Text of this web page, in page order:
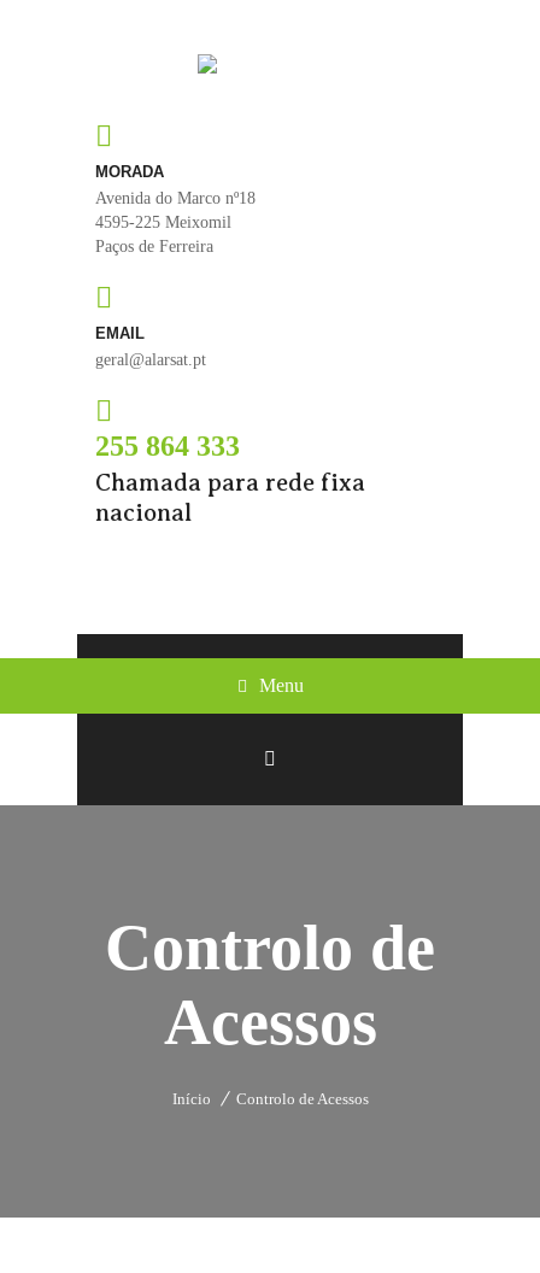
MORADA
Avenida do Marco nº18
4595-225 Meixomil
Paços de Ferreira
EMAIL
geral@alarsat.pt
255 864 333
Chamada para rede fixa
nacional
Menu
Controlo de
Acessos
Início Controlo de Acessos